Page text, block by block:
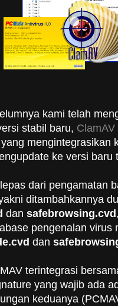
kami telah
stabil baru,
mengintegrasikan
ke versi baru
dari pengamatan
ditambahkannya
dan safebrowsing.cvd
pengenalan
dan
terintegrasi
yang wajib ada
keduanya